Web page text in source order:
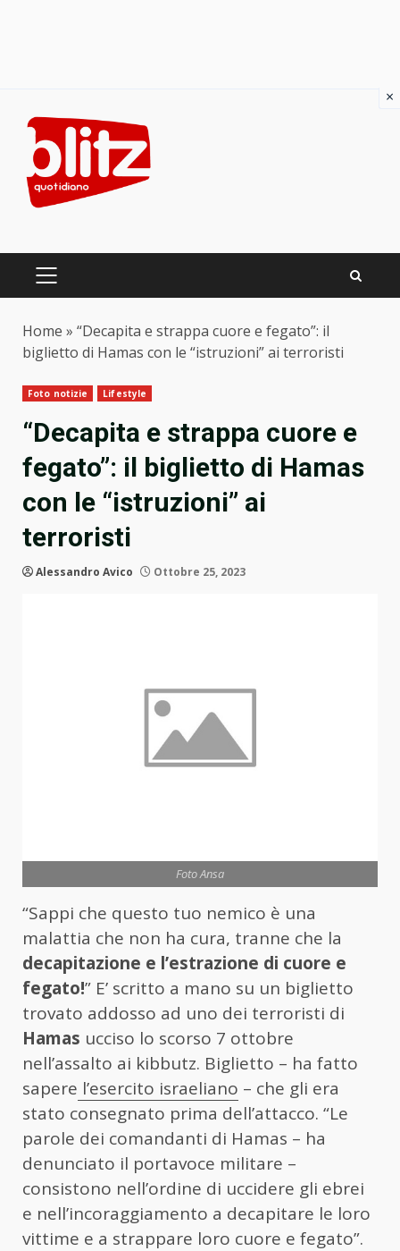
content
PRIMARY
Home » “Decapita e strappa cuore e fegato”: il
biglietto di Hamas con le “istruzioni” ai terroristi
Foto notizie Lifestyle
“Decapita e strappa cuore e
fegato”: il biglietto di Hamas
con le “istruzioni” ai
terroristi
Alessandro Avico Ottobre 25, 2023
Foto Ansa
“Sappi che questo tuo nemico è una
malattia che non ha cura, tranne che la
decapitazione e l’estrazione di cuore e
fegato!” E’ scritto a mano su un biglietto
trovato addosso ad uno dei terroristi di
Hamas ucciso lo scorso 7 ottobre
nell’assalto ai kibbutz. Biglietto – ha fatto
sapere l’esercito israeliano – che gli era
stato consegnato prima dell’attacco. “Le
parole dei comandanti di Hamas – ha
denunciato il portavoce militare –
consistono nell’ordine di uccidere gli ebrei
e nell’incoraggiamento a decapitare le loro
vittime e a strappare loro cuore e fegato”.
×